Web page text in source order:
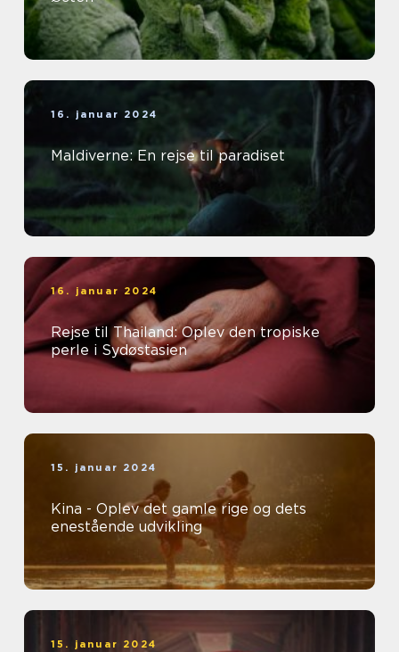
16. januar 2024
Maldiverne: En rejse til paradiset
16. januar 2024
Rejse til Thailand: Oplev den tropiske
perle i Sydøstasien
15. januar 2024
Kina - Oplev det gamle rige og dets
enestående udvikling
15. januar 2024